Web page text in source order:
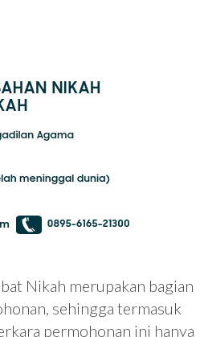
Nikah merupakan bagian
sehingga termasuk
permohonan ini hanya